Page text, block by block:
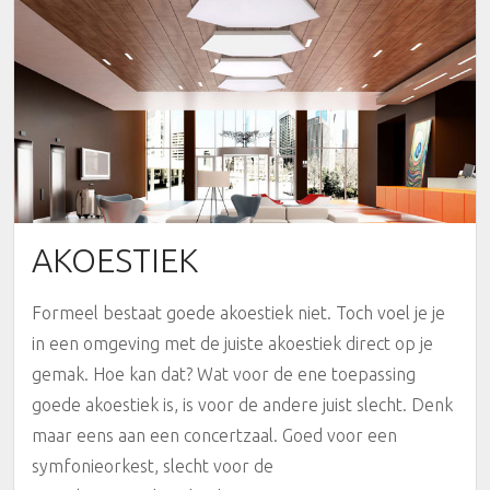
AKOESTIEK
Formeel bestaat goede akoestiek niet. Toch voel je je
in een omgeving met de juiste akoestiek direct op je
gemak. Hoe kan dat? Wat voor de ene toepassing
goede akoestiek is, is voor de andere juist slecht. Denk
maar eens aan een concertzaal. Goed voor een
symfonieorkest, slecht voor de